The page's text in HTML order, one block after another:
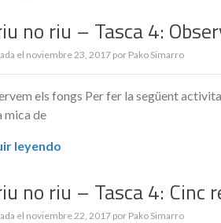
no riu – Tasca 4:
el noviembre 23, 2017 por Pako Simarro
els fongs Per fer la següent
mica de
leyendo
no riu – Tasca 4: Cinc
el noviembre 22, 2017 por Pako Simarro